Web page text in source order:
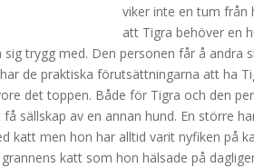
viker inte en tum från
att Tigra behöver en
trygg med. Den personen får å andra
de praktiska förutsättningarna att ha
det toppen. Både för Tigra och den
sällskap av en annan hund. En större
katt men hon har alltid varit nyfiken på
katt som hon hälsade på